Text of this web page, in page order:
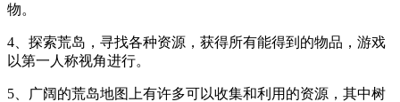
物。
4、探索荒岛，寻找各种资源，获得所有能得到的物品，游戏
以第一人称视角进行。
5、广阔的荒岛地图上有许多可以收集和利用的资源，其中树